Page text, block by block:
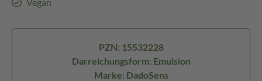
PZN: 15532228
Darreichungsform: Emulsion
Marke: DadoSens